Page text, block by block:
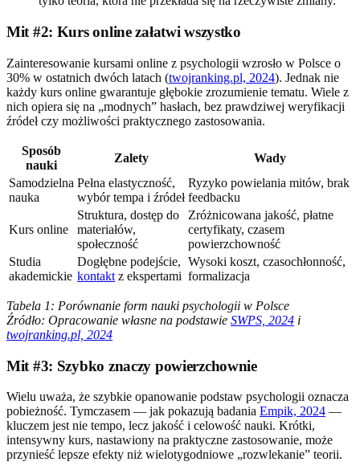
Mit #2: Kurs online załatwi wszystko
Zainteresowanie kursami online z psychologii wzrosło w Polsce o
30% w ostatnich dwóch latach (twojranking.pl, 2024). Jednak nie
każdy kurs online gwarantuje głębokie zrozumienie tematu. Wiele z
nich opiera się na „modnych” hasłach, bez prawdziwej weryfikacji
źródeł czy możliwości praktycznego zastosowania.
Sposób
nauki
Zalety
Wady
Samodzielna
nauka
Pełna elastyczność,
wybór tempa i źródeł
Ryzyko powielania mitów, brak
feedbacku
Kurs online
Struktura, dostęp do
materiałów,
społeczność
Zróżnicowana jakość, płatne
certyfikaty, czasem
powierzchowność
Studia
akademickie
Dogłębne podejście,
kontakt z ekspertami
Wysoki koszt, czasochłonność,
formalizacja
Tabela 1: Porównanie form nauki psychologii w Polsce
Źródło: Opracowanie własne na podstawie SWPS, 2024 i
twojranking.pl, 2024
Mit #3: Szybko znaczy powierzchownie
Wielu uważa, że szybkie opanowanie podstaw psychologii oznacza
pobieżność. Tymczasem — jak pokazują badania Empik, 2024 —
kluczem jest nie tempo, lecz jakość i celowość nauki. Krótki,
intensywny kurs, nastawiony na praktyczne zastosowanie, może
przynieść lepsze efekty niż wielotygodniowe „rozwlekanie” teorii.